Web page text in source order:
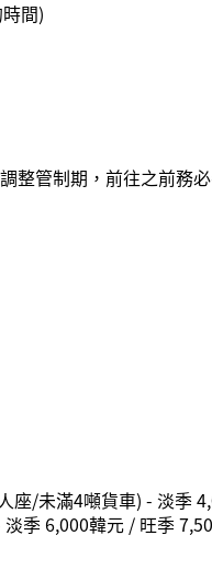
間)
整管制期，前往之前務
座/未滿4噸貨車) - 淡季
季 6,000韓元 / 旺季